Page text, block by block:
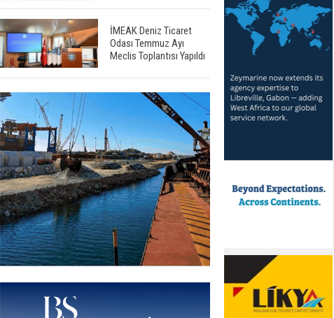
İMEAK Deniz Ticaret
Odası Temmuz Ayı
Meclis Toplantısı Yapıldı